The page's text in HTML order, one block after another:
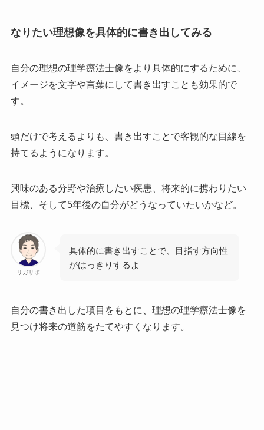
なりたい理想像を具体的に書き出してみる
自分の理想の理学療法士像をより具体的にするために、
イメージを文字や言葉にして書き出すことも効果的で
す。
頭だけで考えるよりも、書き出すことで客観的な目線を
持てるようになります。
興味のある分野や治療したい疾患、将来的に携わりたい
目標、そして5年後の自分がどうなっていたいかなど。
リガサポ
具体的に書き出すことで、目指す方向性
がはっきりするよ
自分の書き出した項目をもとに、理想の理学療法士像を
見つけ将来の道筋をたてやすくなります。